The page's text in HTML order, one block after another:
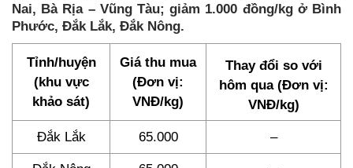
Nai, Bà Rịa – Vũng Tàu; giảm 1.000 đồng/kg ở Bình
Phước, Đắk Lắk, Đắk Nông.
Tỉnh/huyện
(khu vực
khảo sát)
Giá thu mua
(Đơn vị:
VNĐ/kg)
Thay đổi so với
hôm qua (Đơn vị:
VNĐ/kg)
Đắk Lắk 65.000 –